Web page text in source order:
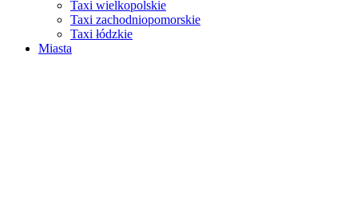
Taxi wielkopolskie
Taxi zachodniopomorskie
Taxi łódzkie
Miasta